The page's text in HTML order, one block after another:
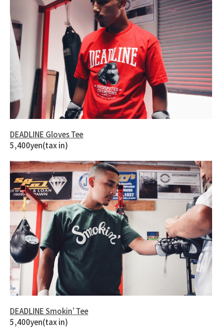
DEADLINE Gloves Tee
5,400yen(tax in)
DEADLINE Smokin’ Tee
5,400yen(tax in)